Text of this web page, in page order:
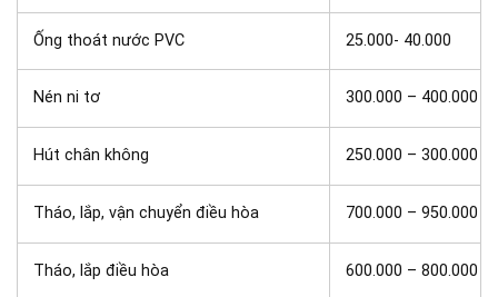
Ống thoát nước PVC 25.000- 40.000
Nén ni tơ 300.000 – 400.000
Hút chân không 250.000 – 300.000
Tháo, lắp, vận chuyển điều hòa 700.000 – 950.000
Tháo, lắp điều hòa 600.000 – 800.000